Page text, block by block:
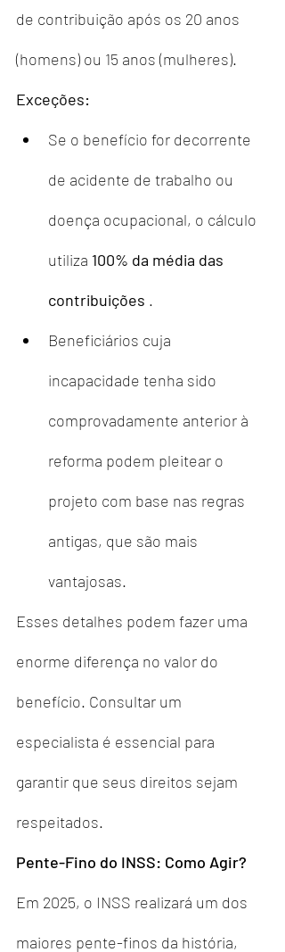
de contribuição após os 20 anos
(homens) ou 15 anos (mulheres).
Exceções:
Se o benefício for decorrente
de acidente de trabalho ou
doença ocupacional, o cálculo
utiliza 100% da média das
contribuições .
Beneficiários cuja
incapacidade tenha sido
comprovadamente anterior à
reforma podem pleitear o
projeto com base nas regras
antigas, que são mais
vantajosas.
Esses detalhes podem fazer uma
enorme diferença no valor do
benefício. Consultar um
especialista é essencial para
garantir que seus direitos sejam
respeitados.
Pente-Fino do INSS: Como Agir?
Em 2025, o INSS realizará um dos
maiores pente-finos da história,